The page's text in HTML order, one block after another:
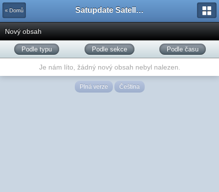
« Domů Satupdate Satellite Support Project
Nový obsah
Podle typu Podle sekce Podle času
Je nám líto, žádný nový obsah nebyl nalezen.
Plná verze Čeština